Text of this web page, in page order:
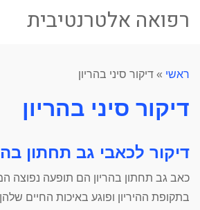
רפואה אלטרנטיבית
ראשי » דיקור סיני בהריון
דיקור סיני בהריון
דיקור לכאבי גב תחתון
כאב גב תחתון בהריון הם תופעה נפוצה
בתקופת ההיריון ופוגע באיכות החיים